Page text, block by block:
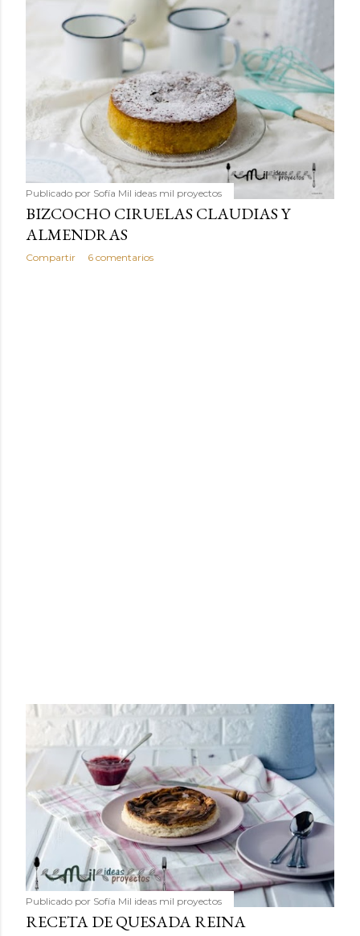
Publicado por Sofía Mil ideas mil proyectos
BIZCOCHO CIRUELAS CLAUDIAS Y
ALMENDRAS
Compartir 6 comentarios
Publicado por Sofía Mil ideas mil proyectos
RECETA DE QUESADA REINA